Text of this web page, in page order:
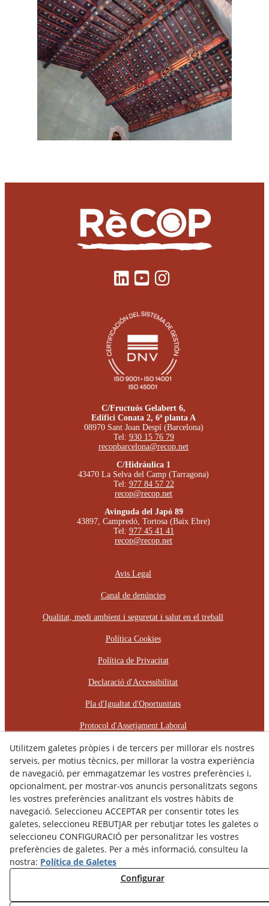
C/Fructuós Gelabert 6,
Edifici Conata 2, 6ª planta A
08970 Sant Joan Despí (Barcelona)
Tel: 930 15 76 79
recopbarcelona@recop.net
C/Hidráulica 1
43470 La Selva del Camp (Tarragona)
Tel: 977 84 57 22
recop@recop.net
Avinguda del Japó 89
43897, Campredó, Tortosa (Baix Ebre)
Tel: 977 45 41 41
recop@recop.net
Avis Legal
Canal de denúncies
Qualitat, medi ambient i seguretat i salut en el treball
Política Cookies
Política de Privacitat
Declaració d'Accessibilitat
Pla d'Igualtat d'Oportunitats
Protocol d'Assetjament Laboral
© 08/2026 RÈCOP RESTAURACIONS
ARQUITECTÒNIQUES, S.L. - Tots els drets reservats.
Utilitzem galetes pròpies i de tercers per millorar els nostres
serveis, per motius tècnics, per millorar la vostra experiència
de navegació, per emmagatzemar les vostres preferències i,
opcionalment, per mostrar-vos anuncis personalitzats segons
les vostres preferències analitzant els vostres hàbits de
navegació. Seleccioneu ACCEPTAR per consentir totes les
galetes, seleccioneu REBUTJAR per rebutjar totes les galetes o
seleccioneu CONFIGURACIÓ per personalitzar les vostres
preferències de galetes. Per a més informació, consulteu la
nostra: Política de Galetes
Configurar